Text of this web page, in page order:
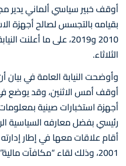
أوقف خبير سياسي ألماني يدير
بقيامه بالتجسس لصالح أجهزة
2010 و2019، على ما أعلنت
الثلاثاء.
وأوضحت النيابة العامة في
أوقف أمس الاثنين، وقد يوضع
أجهزة استخبارات صينية
رئيسي بفضل معارفه السياسية
أقام علاقات معها في إطار
2001، وذلك لقاء “مكافآت مالية”.